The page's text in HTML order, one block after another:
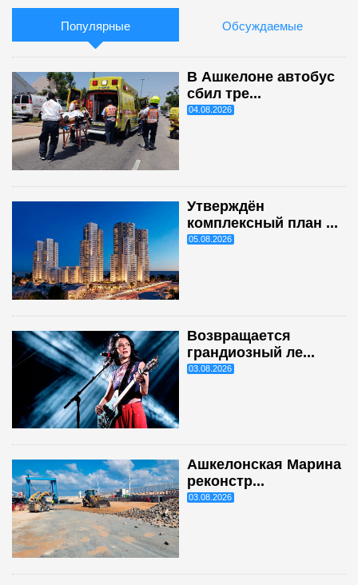
Популярные Обсуждаемые
В Ашкелоне автобус
сбил тре...
04.08.2026
Утверждён
комплексный план ...
05.08.2026
Возвращается
грандиозный ле...
03.08.2026
Ашкелонская Марина
реконстр...
03.08.2026